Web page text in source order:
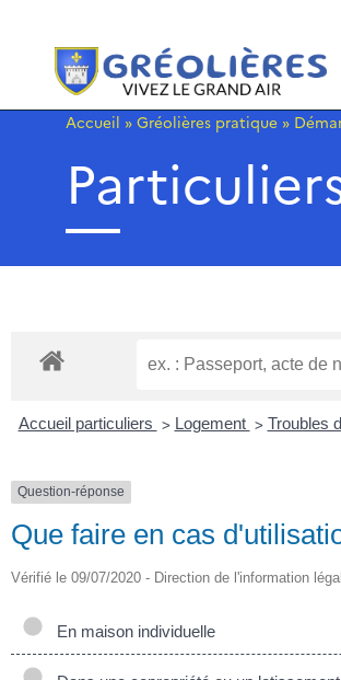
Accueil » Gréolières pratique »
Accueil particuliers > Logement > Troubles
Question-réponse
Que faire en cas
Vérifié le 09/07/2020 - Direction de l'information
En maison individuelle